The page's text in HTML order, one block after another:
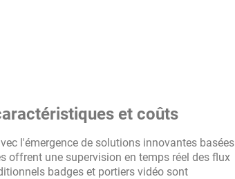
et coûts
l'émergence de solutions innovantes basées
offrent une supervision en temps réel des flux
badges et portiers vidéo sont